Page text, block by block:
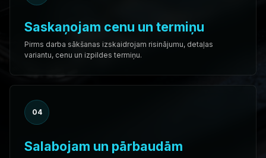
Saskaņojam cenu un termiņu
Pirms darba sākšanas izskaidrojam risinājumu, detaļas
variantu, cenu un izpildes termiņu.
04
Salabojam un pārbaudām